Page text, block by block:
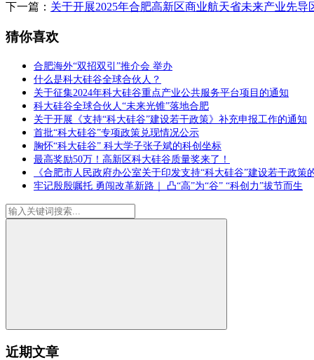
下一篇： 关于开展2025年合肥高新区商业航天省未来产业先导
猜你喜欢
合肥海外“双招双引”推介会 举办
什么是科大硅谷全球合伙人？
关于征集2024年科大硅谷重点产业公共服务平台项目的通知
科大硅谷全球合伙人“未来光锥”落地合肥
关于开展《支持“科大硅谷”建设若干政策》补充申报工作的通知
首批“科大硅谷”专项政策兑现情况公示
胸怀“科大硅谷” 科大学子张子斌的科创坐标
最高奖励50万！高新区科大硅谷质量奖来了！
《合肥市人民政府办公室关于印发支持“科大硅谷”建设若干政策
牢记殷殷嘱托 勇闯改革新路｜ 凸“高”为“谷” “科创力”拔节而生
近期文章